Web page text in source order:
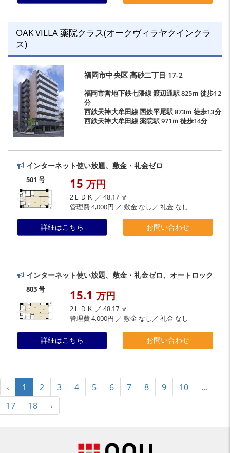
OAK VILLA 薬院クラス(オークヴィラヤクインクラ
ス)
福岡市中央区 高砂二丁目 17-2
福岡市営地下鉄七隈線渡辺通駅825ｍ 徒歩12
分
西鉄天神大牟田線西鉄平尾駅873ｍ 徒歩13分
西鉄天神大牟田線薬院駅971ｍ 徒歩14分
インターネット使い放題、敷金・礼金ゼロ
501 号 15 万円
2ＬＤＫ ／ 48.17 ㎡
管理費 4,000円 ／ 敷金 なし／ 礼金 なし
詳細はこちら お問い合わせ
インターネット使い放題、敷金・礼金ゼロ、オートロック
803 号 15.1 万円
2ＬＤＫ ／ 48.17 ㎡
管理費 4,000円 ／ 敷金 なし／ 礼金 なし
詳細はこちら お問い合わせ
‹ 1 2 3 4 5 6 7 8 9 10
...
17
18 ›